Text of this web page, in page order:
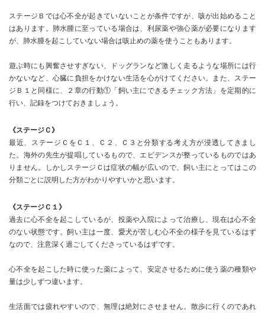
ステージＢでは心不全が起きていないことが条件ですが、咳が出始めること
はあります。肺水腫に至っている場合は、利尿薬や強心薬が必要になります
が、肺水腫を起こしていない場合は咳止めの薬を使うこともあります。
遊ぶ時にも興奮させすぎない、ドッグランなど激しく走るような場所には行
かないなど、心臓に負担をかけない生活を心がけてください。また、ステー
ジＢ１と同様に、２章の行動①「飼い主にできるチェック方法」を定期的に
行い、記録をつけておきましょう。
《ステージＣ》
最近、ステージＣをＣ１、Ｃ２、Ｃ３と分類する考え方が浸透してきまし
た。海外の先生が提唱しているもので、エビデンスが整っているものではあ
りません。しかしステージＣは症状の幅が広いので、飼い主にとってはこの
分類ごとに説明した方がわかりやすいかと思います。
《ステージＣ１》
過去に心不全を起こしているが、投薬や入院によって治療し、現在は心不全
のない状態です。飼い主は一度、愛犬が苦しむ心不全の様子を見ているはず
なので、注意深く過ごしてくださっているはずです。
心不全を起こした時に使った薬によって、安定させるために使う薬の種類や
量は少しずつ違います。
生活面では疲れやすいので、無理は絶対にさせません。散歩に行くのであれ